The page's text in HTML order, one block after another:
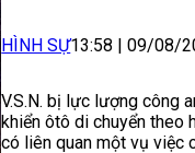
HÌNH SỰ13:58 | 09/08/
V.S.N. bị lực lượng công
khiển ôtô di chuyển theo
có liên quan một vụ việc